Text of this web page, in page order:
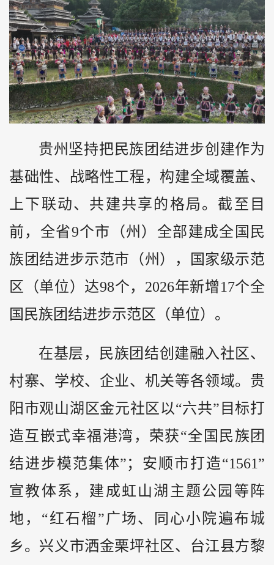
贵州坚持把民族团结进步创建作为
基础性、战略性工程，构建全域覆盖、
上下联动、共建共享的格局。截至目
前，全省9个市（州）全部建成全国民
族团结进步示范市（州），国家级示范
区（单位）达98个，2026年新增17个全
国民族团结进步示范区（单位）。
在基层，民族团结创建融入社区、
村寨、学校、企业、机关等各领域。贵
阳市观山湖区金元社区以“六共”目标打
造互嵌式幸福港湾，荣获“全国民族团
结进步模范集体”；安顺市打造“1561”
宣教体系，建成虹山湖主题公园等阵
地，“红石榴”广场、同心小院遍布城
乡。兴义市洒金栗坪社区、台江县方黎